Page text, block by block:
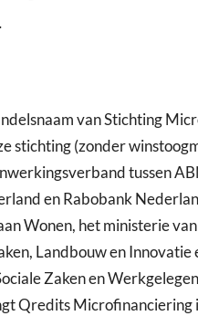
van Stichting
stichting (zonder
tussen
en Rabobank
Wonen, het ministerie van
Landbouw en Innovatie
Zaken en
Qredits Microfinanciering